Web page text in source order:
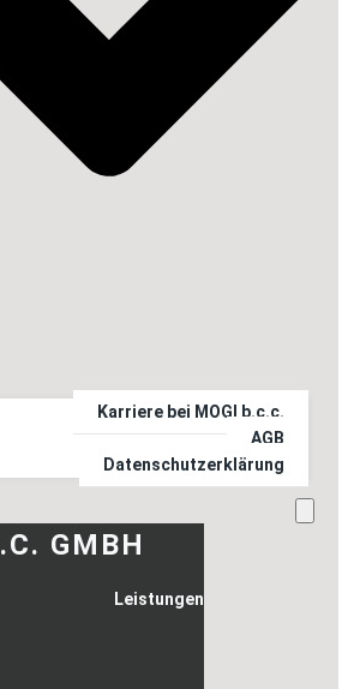
Karriere bei MOGI b.c.c.
AGB
Datenschutzerklärung
GMBH
Leistungen